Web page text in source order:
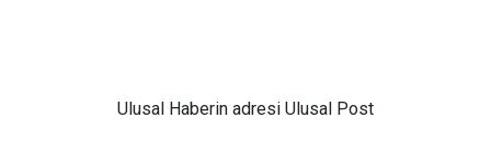
Ulusal Haberin adresi Ulusal Post